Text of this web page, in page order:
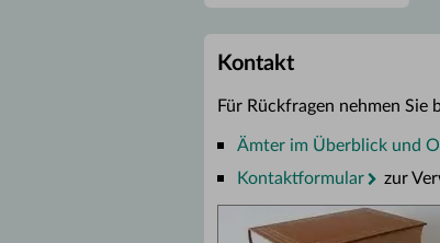
Kontakt
Für Rückfragen nehmen
Ämter im Überblick und
Kontaktformular
zur